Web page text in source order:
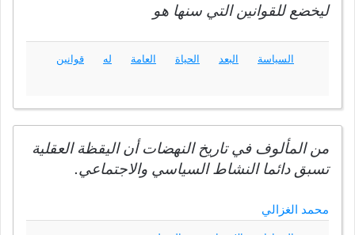
ليخضع للقوانين التي سنها هو
السياسة البعد الحياة العامة له قوانين
من المألوف في تاريخ النهضات أن اليقظة العقلية
تسبق دائما النشاط السياسي والاجتماعي.
محمد الغزالي